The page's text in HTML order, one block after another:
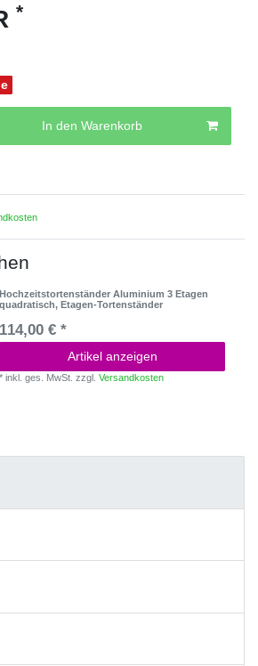
*
In den Warenkorb
Hochzeitstortenständer Aluminium 3 Etagen
quadratisch, Etagen-Tortenständer
114,00 € *
Artikel anzeigen
*inkl. ges. MwSt. zzgl.Versandkosten